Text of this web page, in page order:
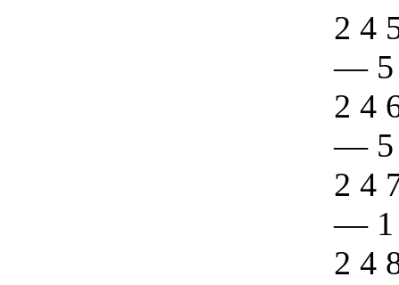
2 4
— 5
2 4
— 5
2 4
— 1
2 4